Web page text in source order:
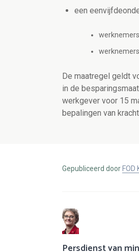
een
De maatregel geldt
in de
werkgever voor 15
bepalingen van
Gepubliceerd door
Persdienst van